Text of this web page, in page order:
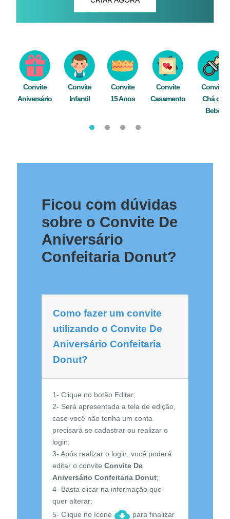
Convite
Aniversário
Convite
Infantil
Convite
15 Anos
Convite
Casamento
Convite
Chá de
Bebê
Ficou com dúvidas
sobre o Convite De
Aniversário
Confeitaria Donut?
Como fazer um convite
utilizando o Convite De
Aniversário Confeitaria
Donut?
1- Clique no botão Editar;
2- Será apresentada a tela de edição,
caso você não tenha um conta
precisará se cadastrar ou realizar o
login;
3- Após realizar o login, você poderá
editar o convite Convite De
Aniversário Confeitaria Donut;
4- Basta clicar na informação que
quer alterar;
5- Clique no ícone
para finalizar